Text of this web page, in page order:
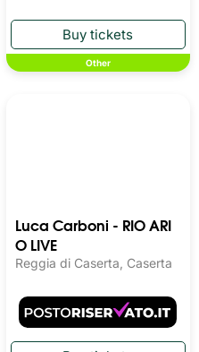
Other
Luca Carboni - RIO ARI
O LIVE
Reggia di Caserta, Caserta